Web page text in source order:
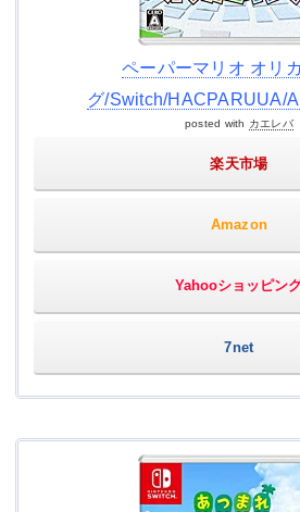
ペーパーマリオ オリ
グ/Switch/HACPARUUA/A
posted with カエレバ
楽天市場
Amazon
Yahooショッピン
7net